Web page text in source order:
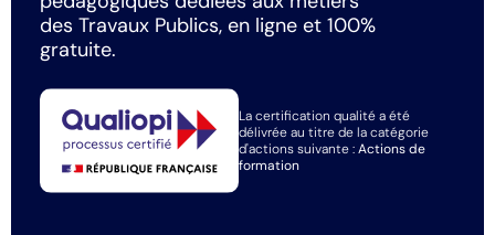
des Travaux Publics, en ligne et 100%
gratuite.
La certification qualité a été
délivrée au titre de la catégorie
d'actions suivante :Actions de
formation